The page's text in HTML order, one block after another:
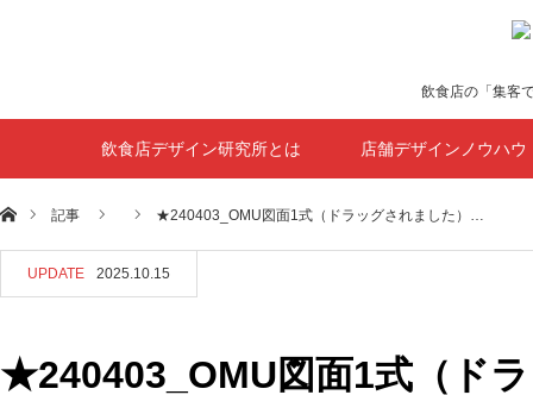
飲食店の「集客
飲食店デザイン研究所とは 店舗デザインノウハウ
ホーム記事 ★240403_OMU図面1式（ドラッグされました）…
UPDATE 2025.10.15
★240403_OMU図面1式（ド